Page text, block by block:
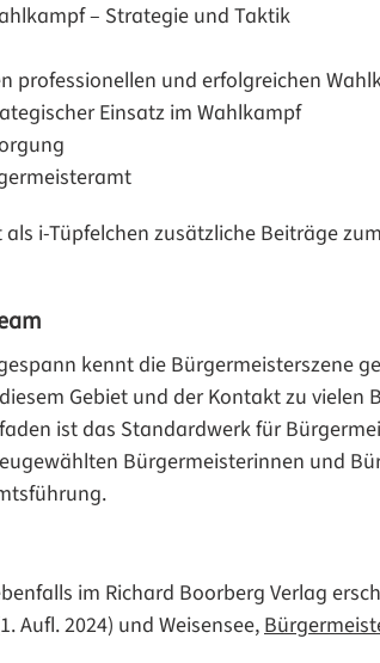
– Strategie und Taktik
professionellen und erfolgreichen
Einsatz im Wahlkampf
i-Tüpfelchen zusätzliche Beiträge
kennt die Bürgermeisterszene
Gebiet und der Kontakt zu
ist das Standardwerk für
Bürgermeisterinnen und
im Richard Boorberg Verlag
Aufl. 2024) und Weisensee,